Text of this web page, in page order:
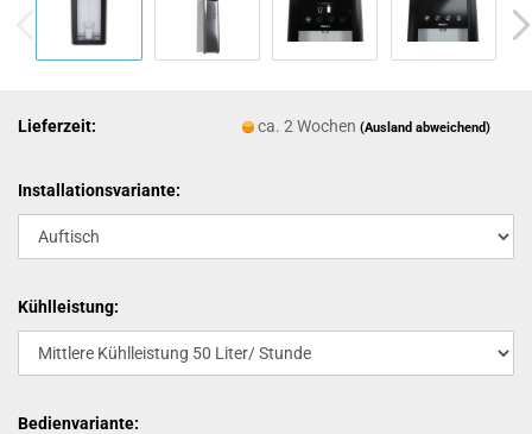
Lieferzeit: ca. 2 Wochen(Ausland abweichend)
Installationsvariante:
Kühlleistung:
Bedienvariante: